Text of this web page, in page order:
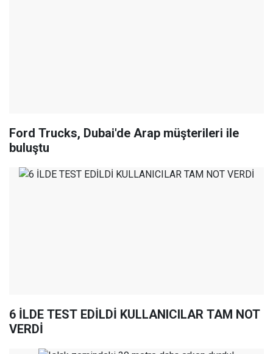
Ford Trucks, Dubai'de Arap müşterileri ile
buluştu
6 İLDE TEST EDİLDİ KULLANICILAR TAM NOT
VERDİ